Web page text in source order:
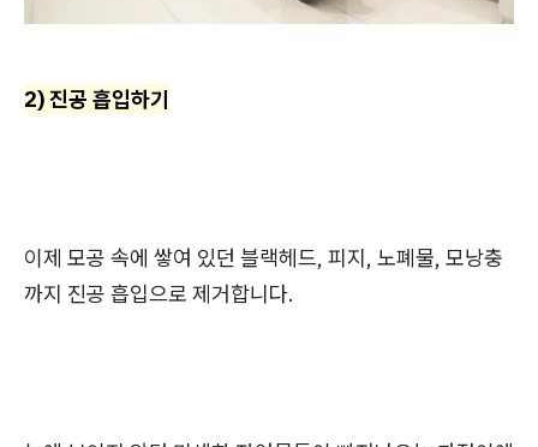
2) 진공 흡입하기
이제 모공 속에 쌓여 있던 블랙헤드, 피지, 노폐물, 모낭충
까지 진공 흡입으로 제거합니다.